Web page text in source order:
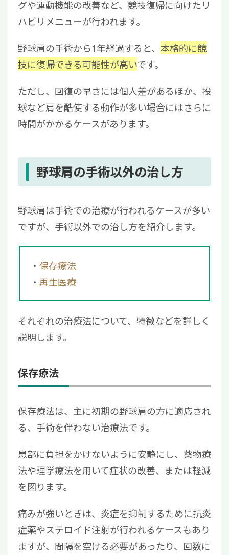
グや運動機能の改善など、競技復帰に向けたリ
ハビリメニューが行われます。
野球肩の手術から1年経過すると、 本格的に競
技に復帰できる可能性が高いです。
ただし、回復の早さには個人差があるほか、投
球など肩を酷使する動作が多い場合にはさらに
時間がかかるケースがあります。
野球肩の手術以外の治し方
野球肩は手術での治療が行われるケースが多い
ですが、手術以外での治し方を紹介します。
保存療法
再生医療
それぞれの治療法について、特徴などを詳しく
説明します。
保存療法
保存療法は、主に初期の野球肩の方に適応され
る、手術を伴わない治療法です。
患部に負担をかけないように安静にし、薬物療
法や理学療法を用いて症状の改善、または軽減
を図ります。
痛みが強いときは、炎症を抑制するために抗炎
症薬やステロイド注射が行われるケースもあり
ますが、間隔を空ける必要があったり、回数に